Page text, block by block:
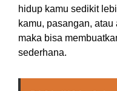
hidup kamu sedikit
kamu, pasangan,
maka bisa
sederhana.